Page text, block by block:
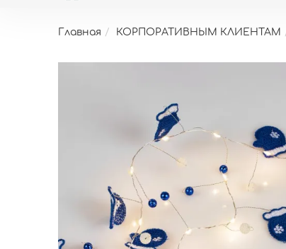
Главная КОРПОРАТИВНЫМ КЛИЕНТАМ